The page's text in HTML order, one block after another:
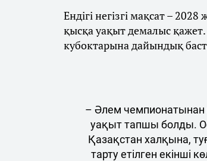
Ендігі негізгі мақсат –
қысқа уақыт демалыс
кубоктарына дайындық
– Әлем чемпионатынан
уақыт тапшы болды.
Қазақстан халқына,
тарту етілген екінші